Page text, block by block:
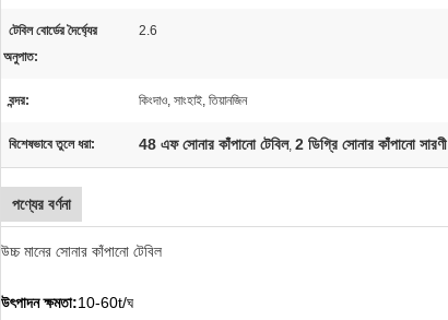
টেবিল বোর্ডের দৈর্ঘ্যের
অনুপাত:
2.6
বন্দর: কিংদাও, সাংহাই, তিয়ানজিন
বিশেষভাবে তুলে ধরা: 48 এফ সোনার কাঁপানো টেবিল, 2 ডিগ্রি সোনার কাঁপানো সারণী
পণ্যের বর্ণনা
উচ্চ মানের সোনার কাঁপানো টেবিল
উৎপাদন ক্ষমতা:10-60t/ঘ